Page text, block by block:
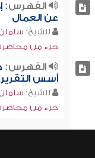
الفهرس:
عن العمال
للشيخ:
جزء من محاضرة
الفهرس:
أسس التقرير
للشيخ:
جزء من محاضرة